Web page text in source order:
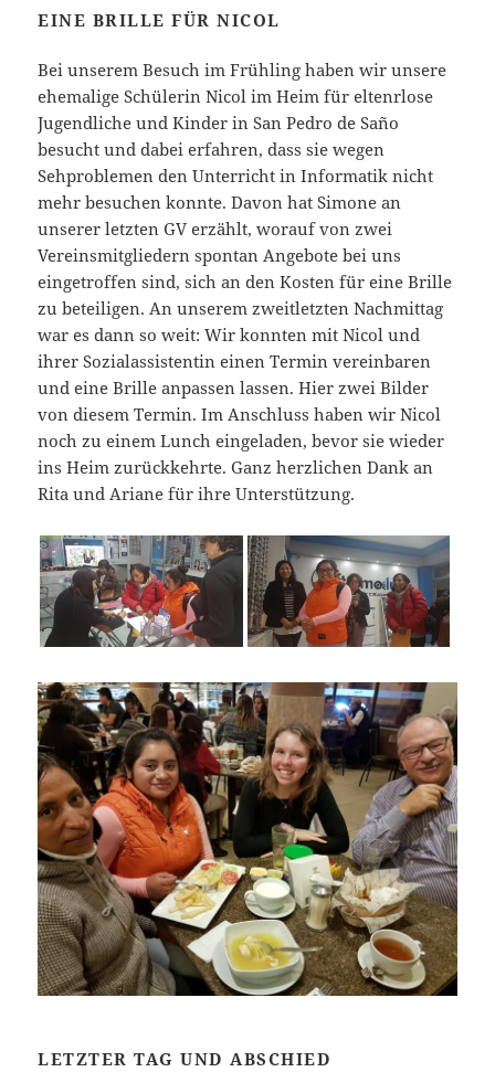
EINE BRILLE FÜR NICOL
Bei unserem Besuch im Frühling haben wir unsere
ehemalige Schülerin Nicol im Heim für eltenrlose
Jugendliche und Kinder in San Pedro de Saño
besucht und dabei erfahren, dass sie wegen
Sehproblemen den Unterricht in Informatik nicht
mehr besuchen konnte. Davon hat Simone an
unserer letzten GV erzählt, worauf von zwei
Vereinsmitgliedern spontan Angebote bei uns
eingetroffen sind, sich an den Kosten für eine Brille
zu beteiligen. An unserem zweitletzten Nachmittag
war es dann so weit: Wir konnten mit Nicol und
ihrer Sozialassistentin einen Termin vereinbaren
und eine Brille anpassen lassen. Hier zwei Bilder
von diesem Termin. Im Anschluss haben wir Nicol
noch zu einem Lunch eingeladen, bevor sie wieder
ins Heim zurückkehrte. Ganz herzlichen Dank an
Rita und Ariane für ihre Unterstützung.
LETZTER TAG UND ABSCHIED